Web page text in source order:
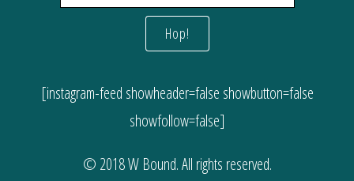
[instagram-feed showheader=false showbutton=false
showfollow=false]
© 2018 W Bound. All rights reserved.